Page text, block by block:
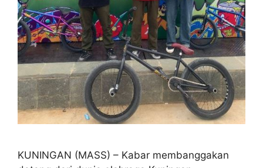
KUNINGAN (MASS) – Kabar membanggakan